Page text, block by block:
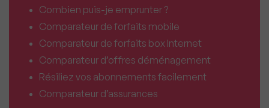
Combien puis-je emprunter ?
Comparateur de forfaits mobile
Comparateur de forfaits box Internet
Comparateur d’offres déménagement
Résiliez vos abonnements facilement
Comparateur d’assurances